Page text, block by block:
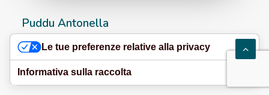
Puddu Antonella
Chirurgia Plastica Ricostruttiva Ed Estetica
Le tue preferenze relative alla privacy
Informativa sulla raccolta